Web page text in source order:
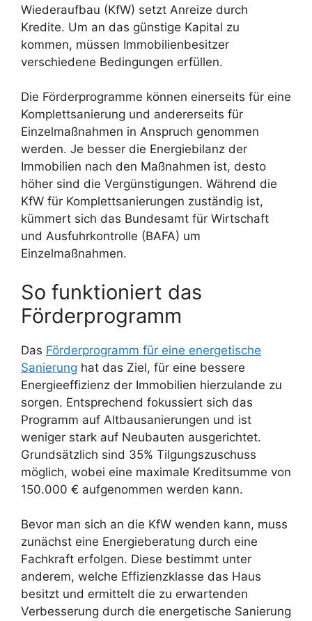
Wiederaufbau (KfW) setzt Anreize durch
Kredite. Um an das günstige Kapital zu
kommen, müssen Immobilienbesitzer
verschiedene Bedingungen erfüllen.
Die Förderprogramme können einerseits für eine
Komplettsanierung und andererseits für
Einzelmaßnahmen in Anspruch genommen
werden. Je besser die Energiebilanz der
Immobilien nach den Maßnahmen ist, desto
höher sind die Vergünstigungen. Während die
KfW für Komplettsanierungen zuständig ist,
kümmert sich das Bundesamt für Wirtschaft
und Ausfuhrkontrolle (BAFA) um
Einzelmaßnahmen.
So funktioniert das
Förderprogramm
Das Förderprogramm für eine energetische
Sanierung hat das Ziel, für eine bessere
Energieeffizienz der Immobilien hierzulande zu
sorgen. Entsprechend fokussiert sich das
Programm auf Altbausanierungen und ist
weniger stark auf Neubauten ausgerichtet.
Grundsätzlich sind 35% Tilgungszuschuss
möglich, wobei eine maximale Kreditsumme von
150.000 € aufgenommen werden kann.
Bevor man sich an die KfW wenden kann, muss
zunächst eine Energieberatung durch eine
Fachkraft erfolgen. Diese bestimmt unter
anderem, welche Effizienzklasse das Haus
besitzt und ermittelt die zu erwartenden
Verbesserung durch die energetische Sanierung